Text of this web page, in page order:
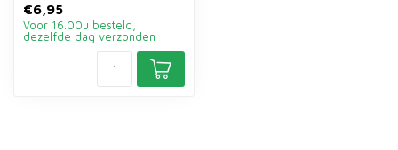
kna...
€6,95
Voor 16.00u besteld,
dezelfde dag verzonden